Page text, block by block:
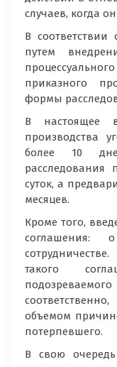
случаев, когда
В соответствии
путем
приказного
формы
В настоящее
производства
более 10
суток, а
месяцев.
Кроме того,
такого
объемом
потерпевшего.
В свою